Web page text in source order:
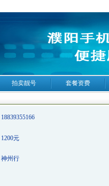
拍卖靓号 套餐资费
18839355166
1200元
神州行